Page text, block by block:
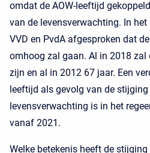
omdat de AOW-leeftijd
van de levensverwachting. In
VVD en PvdA afgesproken dat
omhoog zal gaan. Al in 2018 zal
zijn en al in 2012 67 jaar. Een
leeftijd als gevolg van de stijging
levensverwachting is in het
vanaf 2021.
Welke betekenis heeft de